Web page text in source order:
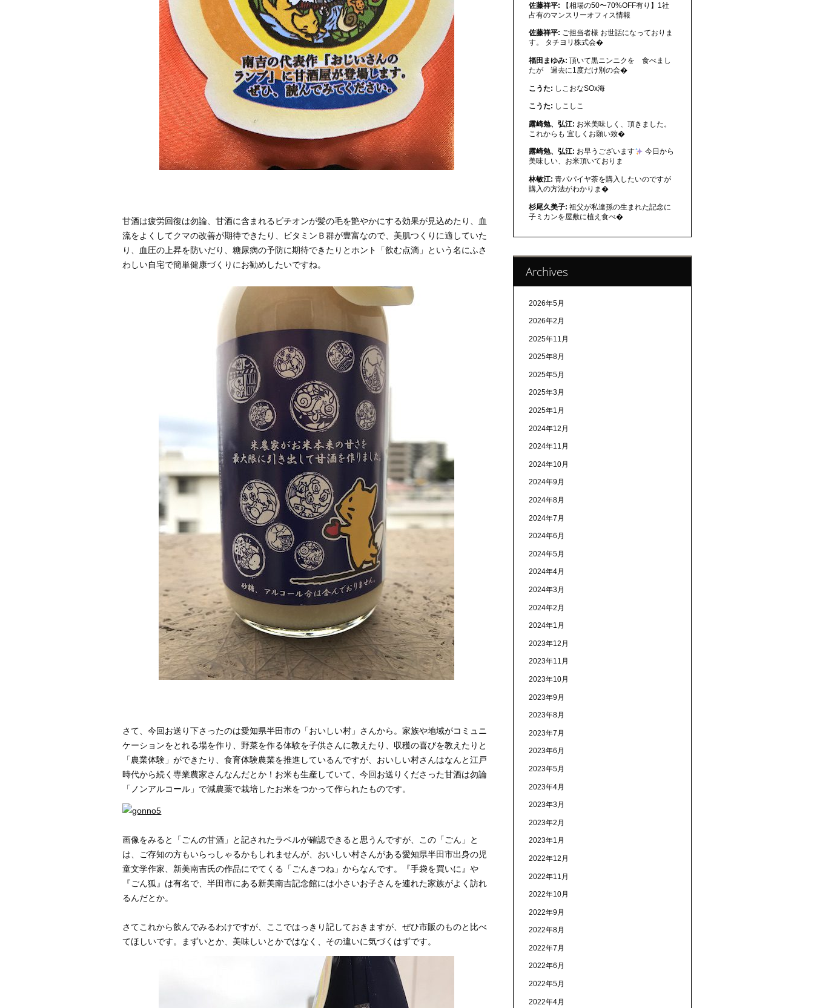
甘酒は疲労回復は勿論、甘酒に含まれるビチオンが髪の毛を艶やかにする効果が見込めたり、血
流をよくしてクマの改善が期待できたり、ビタミンＢ群が豊富なので、美肌つくりに適していた
り、血圧の上昇を防いだり、糖尿病の予防に期待できたりとホント「飲む点滴」という名にふさ
わしい自宅で簡単健康づくりにお勧めしたいですね。
さて、今回お送り下さったのは愛知県半田市の「おいしい村」さんから。家族や地域がコミュニ
ケーションをとれる場を作り、野菜を作る体験を子供さんに教えたり、収穫の喜びを教えたりと
「農業体験」ができたり、食育体験農業を推進しているんですが、おいしい村さんはなんと江戸
時代から続く専業農家さんなんだとか！お米も生産していて、今回お送りくださった甘酒は勿論
「ノンアルコール」で減農薬で栽培したお米をつかって作られたものです。
画像をみると「ごんの甘酒」と記されたラベルが確認できると思うんですが、この「ごん」と
は、ご存知の方もいらっしゃるかもしれませんが、おいしい村さんがある愛知県半田市出身の児
童文学作家、新美南吉氏の作品にでてくる「ごんきつね」からなんです。『手袋を買いに』や
『ごん狐』は有名で、半田市にある新美南吉記念館には小さいお子さんを連れた家族がよく訪れ
るんだとか。
さてこれから飲んでみるわけですが、ここではっきり記しておきますが、ぜひ市販のものと比べ
てほしいです。まずいとか、美味しいとかではなく、その違いに気づくはずです。
佐藤祥平: 【相場の50〜70%OFF有り】1社
占有のマンスリーオフィス情報
佐藤祥平: ご担当者様 お世話になっておりま
す。 タチヨリ株式会�
福田まゆみ: 頂いて黒ニンニクを 食べまし
たが 過去に1度だけ別の会�
こうた: しこおなSOx海
こうた: しこしこ
露崎勉、弘江: お米美味しく、頂きました。
これからも 宜しくお願い致�
露崎勉、弘江: お早うございます
今日から
美味しい、お米頂いておりま
林敏江: 青パパイヤ茶を購入したいのですが
購入の方法がわかりま�
杉尾久美子: 祖父が私達孫の生まれた記念に
子ミカンを屋敷に植え食べ�
Archives
2026年5月
2026年2月
2025年11月
2025年8月
2025年5月
2025年3月
2025年1月
2024年12月
2024年11月
2024年10月
2024年9月
2024年8月
2024年7月
2024年6月
2024年5月
2024年4月
2024年3月
2024年2月
2024年1月
2023年12月
2023年11月
2023年10月
2023年9月
2023年8月
2023年7月
2023年6月
2023年5月
2023年4月
2023年3月
2023年2月
2023年1月
2022年12月
2022年11月
2022年10月
2022年9月
2022年8月
2022年7月
2022年6月
2022年5月
2022年4月